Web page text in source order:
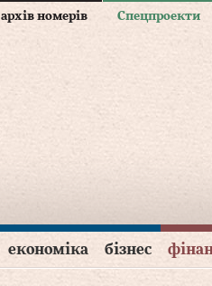
архів номерів Спецпроекти
економіка бізнес